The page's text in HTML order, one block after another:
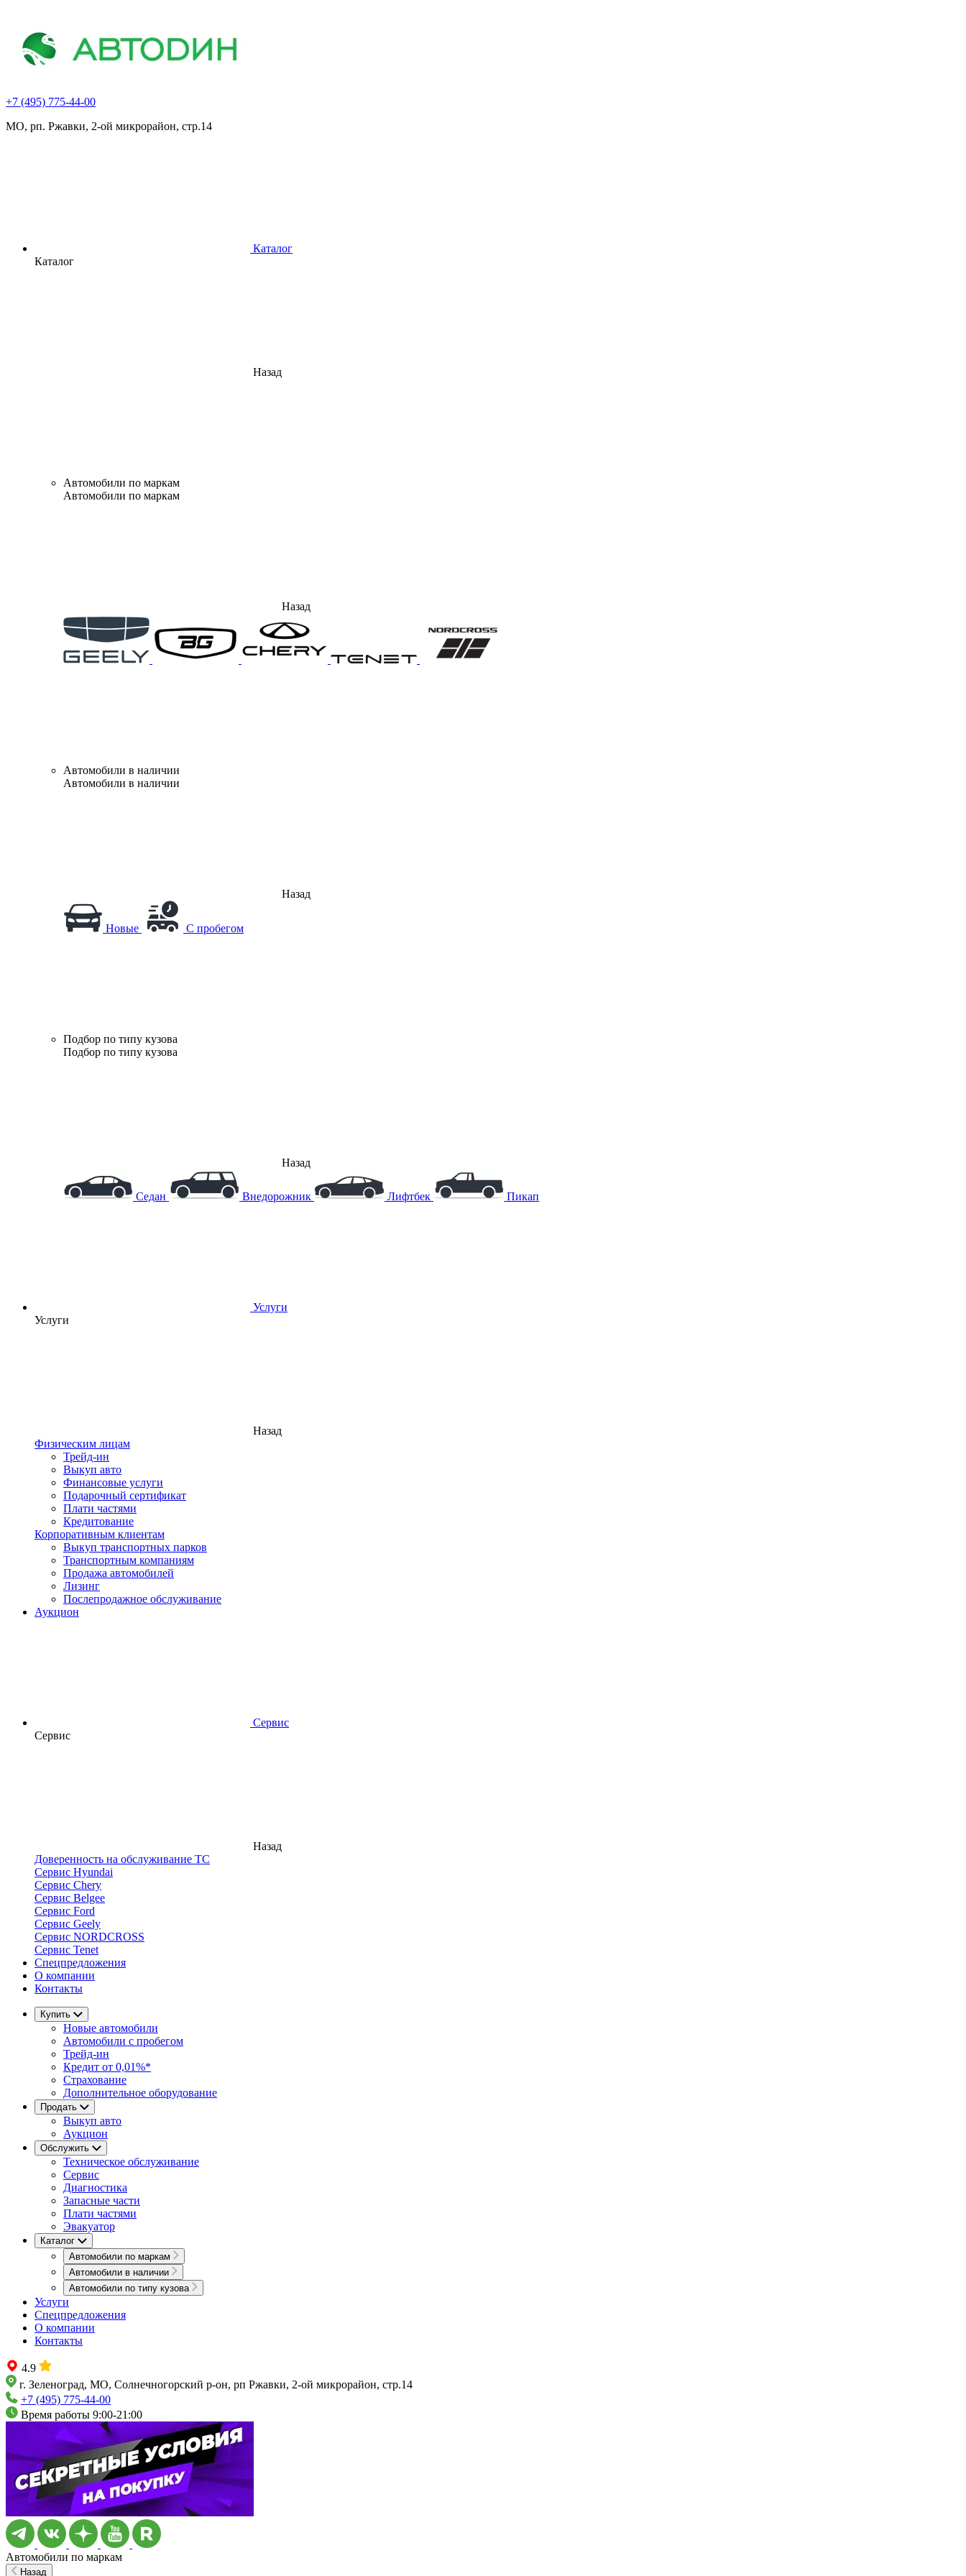
+7 (495) 775-44-00
МО, рп. Ржавки, 2-ой микрорайон, стр.14
Каталог
Каталог
Назад
Автомобили по маркам
Автомобили по маркам
Назад
Автомобили в наличии
Автомобили в наличии
Назад
Новые С пробегом
Подбор по типу кузова
Подбор по типу кузова
Назад
Седан Внедорожник Лифтбек Пикап
Услуги
Услуги
Назад
Физическим лицам
Трейд-ин
Выкуп авто
Финансовые услуги
Подарочный сертификат
Плати частями
Кредитование
Корпоративным клиентам
Выкуп транспортных парков
Транспортным компаниям
Продажа автомобилей
Лизинг
Послепродажное обслуживание
Аукцион
Сервис
Сервис
Назад
Доверенность на обслуживание ТС
Сервис Hyundai
Сервис Chery
Сервис Belgee
Сервис Ford
Сервис Geely
Сервис NORDCROSS
Сервис Tenet
Спецпредложения
О компании
Контакты
Купить
Новые автомобили
Автомобили с пробегом
Трейд-ин
Кредит от 0,01%*
Страхование
Дополнительное оборудование
Продать
Выкуп авто
Аукцион
Обслужить
Техническое обслуживание
Сервис
Диагностика
Запасные части
Плати частями
Эвакуатор
Каталог
Автомобили по маркам
Автомобили в наличии
Автомобили по типу кузова
Услуги
Спецпредложения
О компании
Контакты
4.9
г. Зеленоград, МО, Солнечногорский р-он, рп Ржавки, 2-ой микрорайон, стр.14
+7 (495) 775-44-00
Время работы 9:00-21:00
Автомобили по маркам
Назад